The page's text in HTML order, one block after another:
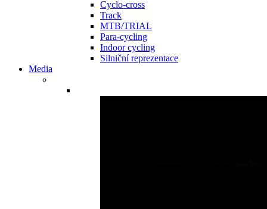
Cyclo-cross
Track
MTB/TRIAL
Para-cycling
Indoor cycling
Silniční reprezentace
Media